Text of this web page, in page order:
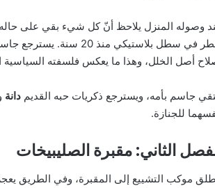
وصوله المنزل يلاحظ أنّ كل شيء بقي على حاله
يقطر في سطل
أصل الخلل، وهذا ما يعكس فلسفته السياسية
جاسم بأمه، ويسترجع ذكريات حبه القديم دانة
للجنازة.
الثاني: مقبرة الصليبيخات
موكب التشييع إلى المقبرة، وفي الطريق